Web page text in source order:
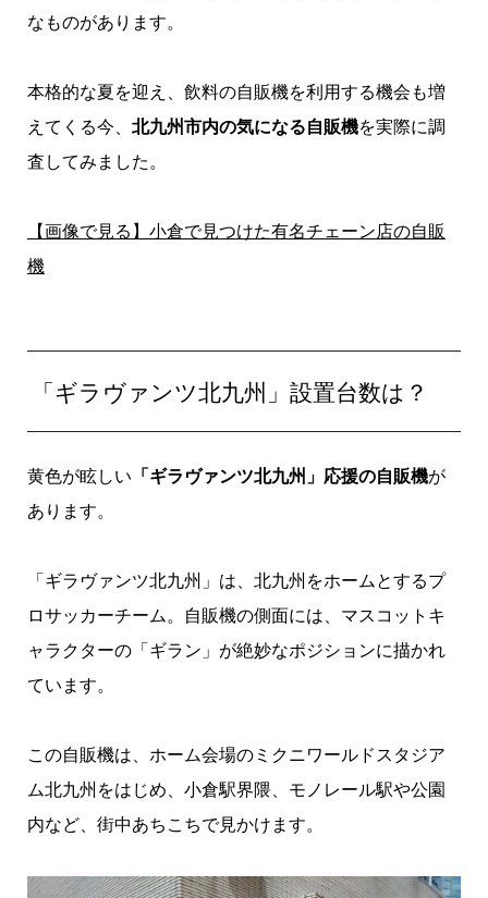
なものがあります。
本格的な夏を迎え、飲料の自販機を利用する機会も増
えてくる今、 北九州市内の気になる自販機を実際に調
査してみました。
【画像で見る】小倉で見つけた有名チェーン店の自販
機
「ギラヴァンツ北九州」設置台数は？
黄色が眩しい 「ギラヴァンツ北九州」応援の自販機が
あります。
「ギラヴァンツ北九州」は、北九州をホームとするプ
ロサッカーチーム。自販機の側面には、マスコットキ
ャラクターの「ギラン」が絶妙なポジションに描かれ
ています。
この自販機は、ホーム会場のミクニワールドスタジア
ム北九州をはじめ、小倉駅界隈、モノレール駅や公園
内など、街中あちこちで見かけます。